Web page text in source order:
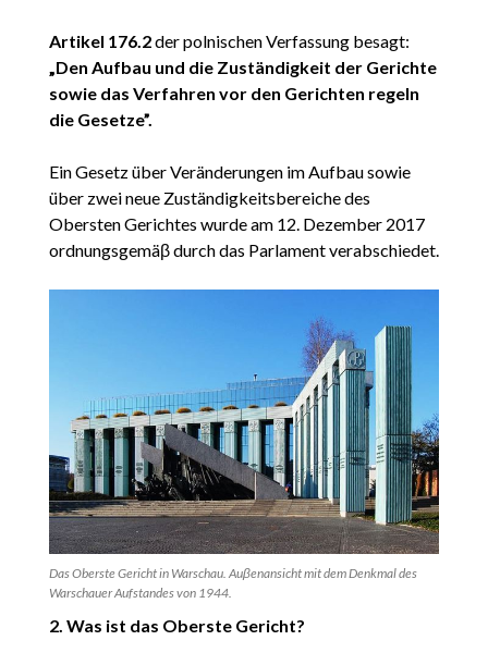
Artikel 176.2der polnischen Verfassung besagt:
„Den Aufbau und die Zuständigkeit der Gerichte
sowie das Verfahren vor den Gerichten regeln
die Gesetze”.
Ein Gesetz über Veränderungen im Aufbau sowie
über zwei neue Zuständigkeitsbereiche des
Obersten Gerichtes wurde am 12. Dezember 2017
ordnungsgemäβ durch das Parlament verabschiedet.
Das Oberste Gericht in Warschau. Auβenansicht mit dem Denkmal des
Warschauer Aufstandes von 1944.
2. Was ist das Oberste Gericht?